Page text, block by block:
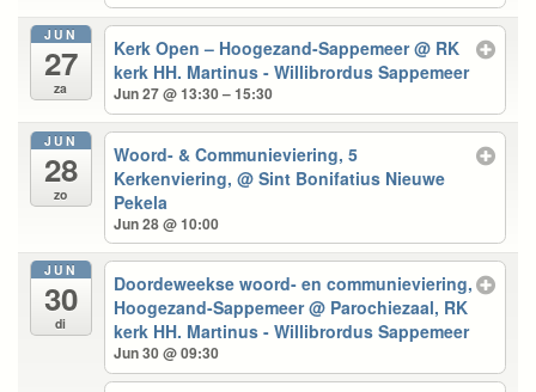
JUN
27
za
Kerk Open – Hoogezand-Sappemeer@ RK
kerk HH. Martinus - Willibrordus Sappemeer
Jun 27 @ 13:30 – 15:30
JUN
28
zo
Woord- & Communieviering, 5
Kerkenviering,@ Sint Bonifatius Nieuwe
Pekela
Jun 28 @ 10:00
JUN
30
di
Doordeweekse woord- en communieviering,
Hoogezand-Sappemeer@ Parochiezaal, RK
kerk HH. Martinus - Willibrordus Sappemeer
Jun 30 @ 09:30